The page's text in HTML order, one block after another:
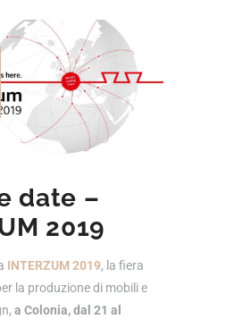
date –
2019
INTERZUM 2019, la fiera
la produzione di mobili e
a Colonia, dal 21 al